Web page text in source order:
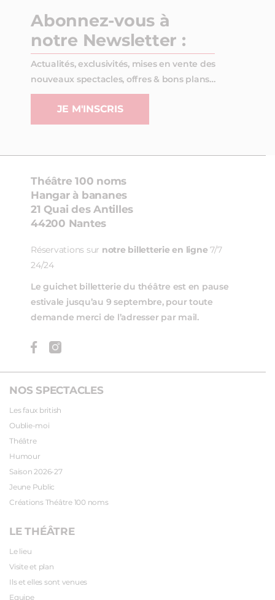
Abonnez-vous à
notre Newsletter :
Actualités, exclusivités, mises en vente des
nouveaux spectacles, offres & bons plans…
JE M'INSCRIS
NOS SPECTACLES
Les faux british
Oublie-moi
Théâtre
Humour
Saison 2026-27
Jeune Public
Créations Théâtre 100 noms
LE THÉÂTRE
Le lieu
Visite et plan
Ils et elles sont venues
Equipe
Théâtre 100 noms
Hangar à bananes
21 Quai des Antilles
44200 Nantes
Réservations sur notre billetterie en ligne 7/7
24/24
Le guichet billetterie du théâtre est en pause
estivale jusqu’au 9 septembre, pour toute
demande merci de l’adresser par mail.